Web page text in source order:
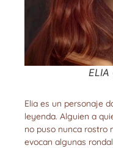
ELIA
Elia es un personaje
leyenda. Alguien a
no puso nunca rostro
evocan algunas